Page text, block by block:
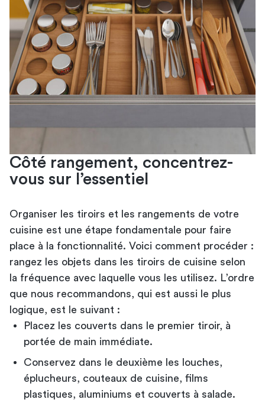
Côté rangement, concentrez-
vous sur l’essentiel
Organiser les tiroirs et les rangements de votre
cuisine est une étape fondamentale pour faire
place à la fonctionnalité. Voici comment procéder :
rangez les objets dans les tiroirs de cuisine selon
la fréquence avec laquelle vous les utilisez. L’ordre
que nous recommandons, qui est aussi le plus
logique, est le suivant :
Placez les couverts dans le premier tiroir, à
portée de main immédiate.
Conservez dans le deuxième les louches,
éplucheurs, couteaux de cuisine, films
plastiques, aluminiums et couverts à salade.